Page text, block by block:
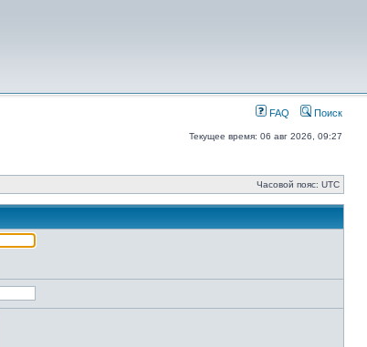
FAQ Поиск
Текущее время: 06 авг 2026, 09:27
Часовой пояс: UTC